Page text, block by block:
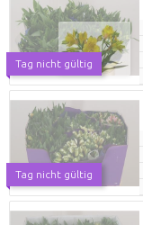
Tag nicht gültig
Tag nicht gültig